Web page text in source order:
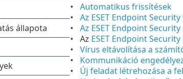
Automatikus frissítések
Az ESET Endpoint
Az ESET Endpoint
Az ESET Endpoint
Vírus eltávolítása a
Kommunikáció
Új feladat létrehozása a